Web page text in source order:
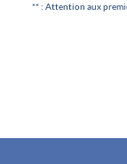
** : Attention aux